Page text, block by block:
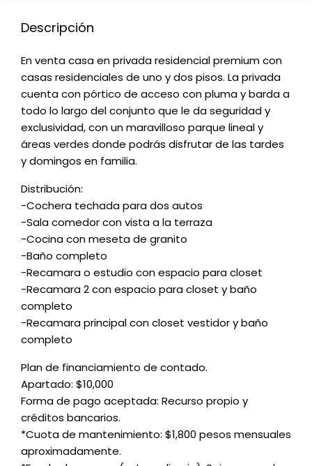
Descripción
En venta casa en privada residencial premium con
casas residenciales de uno y dos pisos. La privada
cuenta con pórtico de acceso con pluma y barda a
todo lo largo del conjunto que le da seguridad y
exclusividad, con un maravilloso parque lineal y
áreas verdes donde podrás disfrutar de las tardes
y domingos en familia.
Distribución:
-Cochera techada para dos autos
-Sala comedor con vista a la terraza
-Cocina con meseta de granito
-Baño completo
-Recamara o estudio con espacio para closet
-Recamara 2 con espacio para closet y baño
completo
-Recamara principal con closet vestidor y baño
completo
Plan de financiamiento de contado.
Apartado: $10,000
Forma de pago aceptada: Recurso propio y
créditos bancarios.
*Cuota de mantenimiento: $1,800 pesos mensuales
aproximadamente.